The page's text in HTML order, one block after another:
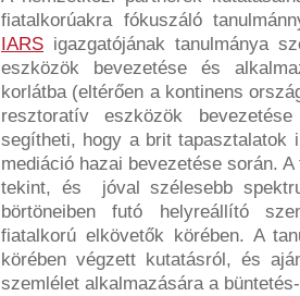
fiatalkorúakra fókuszáló
IARS igazgatójának tanulmánya
eszközök bevezetése és
korlátba (eltérően a kontinens
resztoratív eszközök
segítheti, hogy a brit tapasztalatok
mediáció hazai bevezetése során.
tekint, és jóval szélesebb
börtöneiben futó helyreállító
fiatalkorú elkövetők körében. A
körében végzett kutatásról, és
szemlélet alkalmazására a